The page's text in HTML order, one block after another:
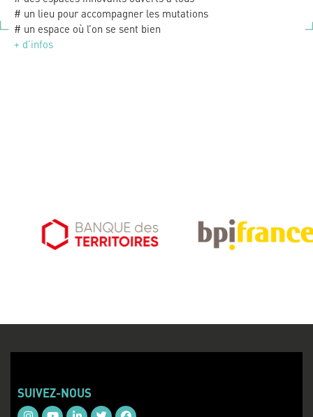
# un lieu pour accompagner les mutations
# un espace où l’on se sent bien
+ d’infos
SUIVEZ-NOUS